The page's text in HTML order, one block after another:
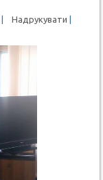
| Надрукувати |